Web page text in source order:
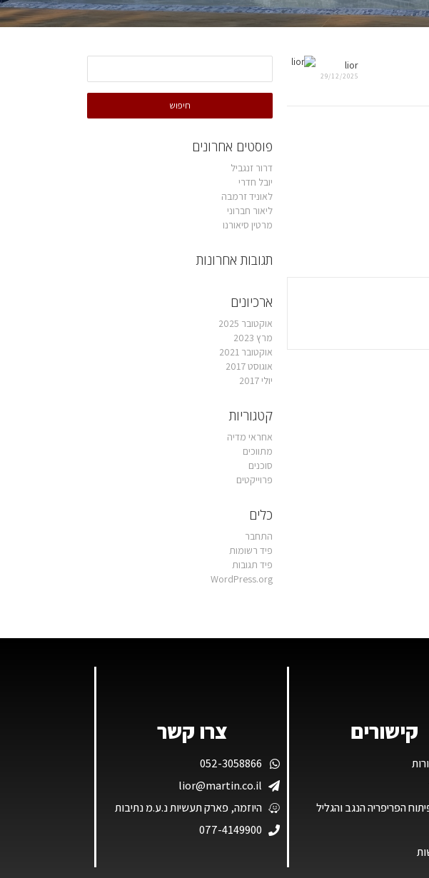
פוסטים אחרונים
דרור זנגביל
יובל חדרי
לאוניד זרמבה
ליאור חברוני
מרטין סיאורנו
תגובות אחרונות
ארכיונים
אוקטובר 2025
מרץ 2023
אוקטובר 2021
אוגוסט 2017
יולי 2017
קטגוריות
אחראי מדיה
מתווכים
סוכנים
פרוייקטים
כלים
התחבר
פיד רשומות
פיד תגובות
WordPress.org
lior
29/12/2025
קישורים
הפריפריה הנגב והגליל
צרו קשר
052-3058866
lior@martin.co.il
היוזמה, פארק תעשיות נ.ע.מ נתיבות
077-4149900